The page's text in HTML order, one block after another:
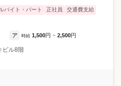
バイト・パート 正社員
交通費支給
ア 時給 1,500円 ~ 2,500円
ビル8階